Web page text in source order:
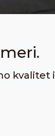
kvalitet i